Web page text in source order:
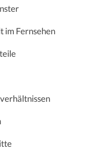
im Fernsehen